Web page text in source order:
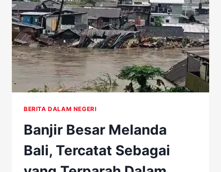
BERITA DALAM NEGERI
Banjir Besar Melanda
Bali, Tercatat Sebagai